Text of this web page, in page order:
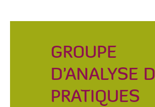
GROUPE
D’ANALYSE
PRATIQUES